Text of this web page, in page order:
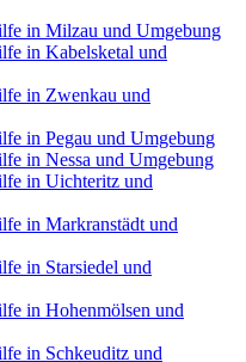
in Milzau und Umgebung
in Kabelsketal und
in Zwenkau und
in Pegau und Umgebung
in Nessa und Umgebung
in Uichteritz und
in Markranstädt und
in Starsiedel und
in Hohenmölsen und
in Schkeuditz und